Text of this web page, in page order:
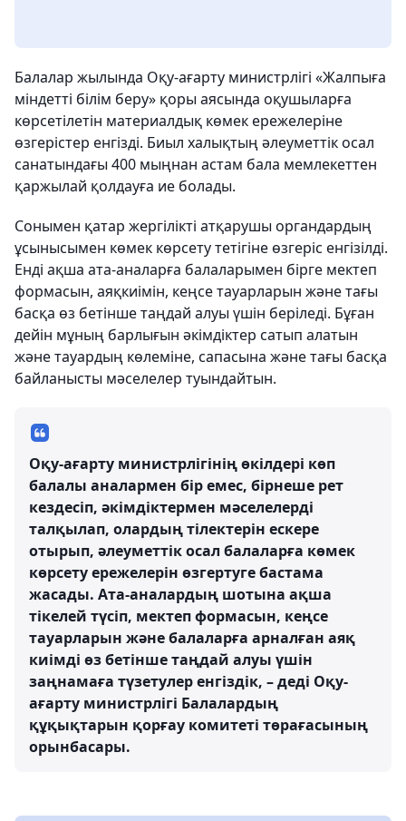
Балалар жылында Оқу-ағарту министрлігі «Жалпыға
міндетті білім беру» қоры аясында оқушыларға
көрсетілетін материалдық көмек ережелеріне
өзгерістер енгізді. Биыл халықтың әлеуметтік осал
санатындағы 400 мыңнан астам бала мемлекеттен
қаржылай қолдауға ие болады.
Сонымен қатар жергілікті атқарушы органдардың
ұсынысымен көмек көрсету тетігіне өзгеріс енгізілді.
Енді ақша ата-аналарға балаларымен бірге мектеп
формасын, аяқкиімін, кеңсе тауарларын және тағы
басқа өз бетінше таңдай алуы үшін беріледі. Бұған
дейін мұның барлығын әкімдіктер сатып алатын
және тауардың көлеміне, сапасына және тағы басқа
байланысты мәселелер туындайтын.
Оқу-ағарту министрлігінің өкілдері көп
балалы аналармен бір емес, бірнеше рет
кездесіп, әкімдіктермен мәселелерді
талқылап, олардың тілектерін ескере
отырып, әлеуметтік осал балаларға көмек
көрсету ережелерін өзгертуге бастама
жасады. Ата-аналардың шотына ақша
тікелей түсіп, мектеп формасын, кеңсе
тауарларын және балаларға арналған аяқ
киімді өз бетінше таңдай алуы үшін
заңнамаға түзетулер енгіздік, – деді Оқу-
ағарту министрлігі Балалардың
құқықтарын қорғау комитеті төрағасының
орынбасары.